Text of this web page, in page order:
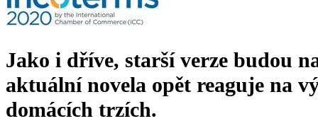
Jako i dříve, starší verze budou
aktuální novela opět reaguje na
domácích trzích.